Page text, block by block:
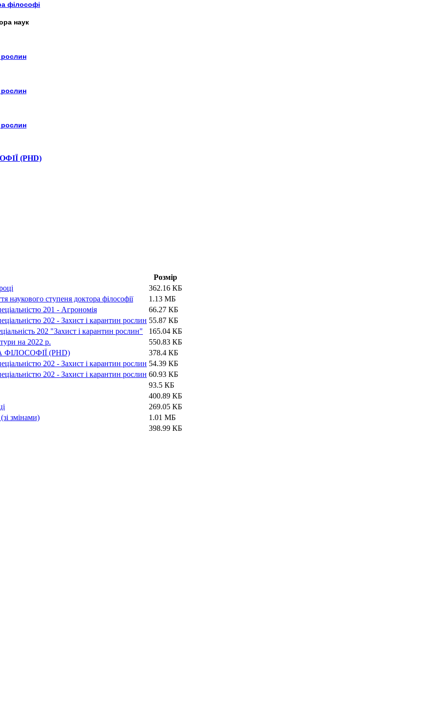
філософі
наук
рослин
рослин
рослин
(PHD)
Розмір
362.16 КБ
наукового ступеня доктора філософії
1.13 МБ
201 - Агрономія
66.27 КБ
202 - Захист і карантин рослин 55.87 КБ
202 "Захист і карантин рослин"
165.04 КБ
на 2022 р.
550.83 КБ
(PHD)
378.4 КБ
202 - Захист і карантин рослин 54.39 КБ
202 - Захист і карантин рослин 60.93 КБ
93.5 КБ
400.89 КБ
269.05 КБ
змінами)
1.01 МБ
398.99 КБ